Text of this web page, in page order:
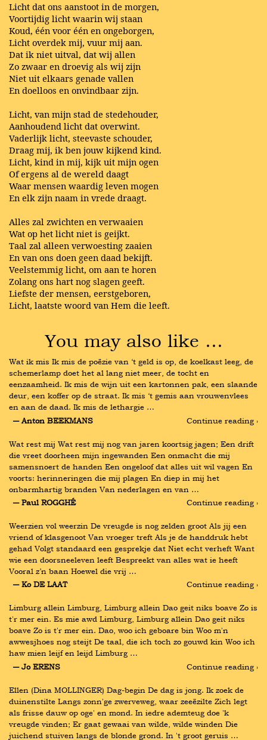
Licht dat ons aanstoot in de morgen,
Voortijdig licht waarin wij staan
Koud, één voor één en ongeborgen,
Licht overdek mij, vuur mij aan.
Dat ik niet uitval, dat wij allen
Zo zwaar en droevig als wij zijn
Niet uit elkaars genade vallen
En doelloos en onvindbaar zijn.
Licht, van mijn stad de stedehouder,
Aanhoudend licht dat overwint.
Vaderlijk licht, steevaste schouder,
Draag mij, ik ben jouw kijkend kind.
Licht, kind in mij, kijk uit mijn ogen
Of ergens al de wereld daagt
Waar mensen waardig leven mogen
En elk zijn naam in vrede draagt.
Alles zal zwichten en verwaaien
Wat op het licht niet is geijkt.
Taal zal alleen verwoesting zaaien
En van ons doen geen daad bekijft.
Veelstemmig licht, om aan te horen
Zolang ons hart nog slagen geeft.
Liefste der mensen, eerstgeboren,
Licht, laatste woord van Hem die leeft.
You may also like …
Wat ik mis Ik mis de poëzie van ‘t geld is op, de koelkast leeg, de
schemerlamp doet het al lang niet meer, de tocht en
eenzaamheid. Ik mis de wijn uit een kartonnen pak, een slaande
deur, een koffer op de straat. Ik mis ‘t gemis aan vrouwenvlees
en aan de daad. Ik mis de lethargie …
― Anton BEEKMANS
Continue reading ›
Wat rest mij Wat rest mij nog van jaren koortsig jagen; Een drift
die vreet doorheen mijn ingewanden Een onmacht die mij
samensnoert de handen Een ongeloof dat alles uit wil vagen En
voorts: herinneringen die mij plagen En diep in mij het
onbarmhartig branden Van nederlagen en van …
― Paul ROGGHÉ
Continue reading ›
Weerzien vol weerzin De vreugde is nog zelden groot Als jij een
vriend of klasgenoot Van vroeger treft Als je de handdruk hebt
gehad Volgt standaard een gesprekje dat Niet echt verheft Want
wie een doorsneeleven leeft Bespreekt van alles wat ie heeft
Vooral z’n baan Hoewel die vrij …
― Ko DE LAAT
Continue reading ›
Limburg allein Limburg, Limburg allein Dao geit niks boave Zo is
t'r mer ein. Es mie awd Limburg, Limburg allein Dao geit niks
boave Zo is t'r mer ein. Dao, woo ich geboare bin Woo m'n
awwesjhoes nog steijt De taal, die ich toch zo gouwd kin Woo ich
haw mien leijf en leijd Limburg …
― Jo ERENS
Continue reading ›
Ellen (Dina MOLLINGER) Dag-begin De dag is jong. Ik zoek de
duinenstilte Langs zonn'ge zwerveweg, waar zeeëzilte Zich legt
als frisse dauw op oge' en mond. In iedre ademteug doe 'k
vreugde vinden; Er gaat gewaai van wilde, wilde winden Die
juichend stuiven langs de blonde grond. In 't groot geruis …